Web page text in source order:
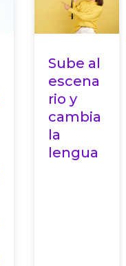
Sube al
escena
rio y
cambia
la
lengua